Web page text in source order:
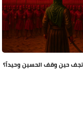
حين وقف الحسين وحيداً؟